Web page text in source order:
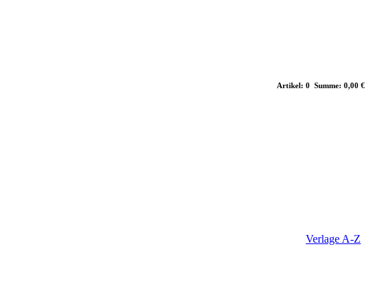
Artikel: 0 Summe: 0,00 €
Verlage A-Z